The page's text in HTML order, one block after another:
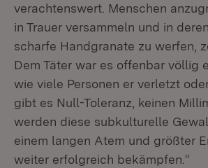
verachtenswert. Menschen
in Trauer versammeln und in
scharfe Handgranate zu werfen,
Dem Täter war es offenbar völlig
wie viele Personen er verletzt
gibt es Null-Toleranz, keinen
werden diese subkulturelle
einem langen Atem und größter
weiter erfolgreich bekämpfen.“